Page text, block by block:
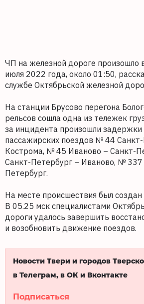
ЧП на железной дороге произошло
июля 2022 года, около 01:50,
службе Октябрьской железной
На станции Брусово перегона
рельсов сошла одна из тележек
за инцидента произошли
пассажирских поездов № 44
Кострома, № 45 Иваново – Санкт-
Санкт-Петербург – Иваново, №
Петербург.
На месте происшествия был
В 05.25 мск специалистами
дороги удалось завершить
и возобновить движение поездов.
Новости Твери и городов
в Телеграм, в ОК и Вконтакте
Подписаться